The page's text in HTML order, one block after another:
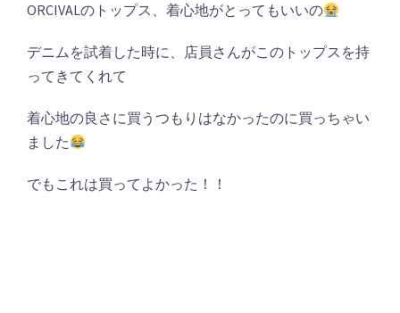
ORCIVALのトップス、着心地がとってもいいの
デニムを試着した時に、店員さんがこのトップスを持
ってきてくれて
着心地の良さに買うつもりはなかったのに買っちゃい
ました
でもこれは買ってよかった！！